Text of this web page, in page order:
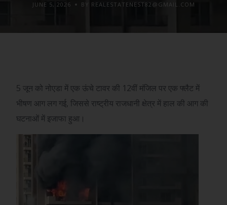
JUNE 5, 2026 BY REALESTATENEST82@GMAIL.COM
5 जून को नोएडा में एक ऊंचे टावर की 12वीं मंजिल पर एक फ्लैट में
भीषण आग लग गई, जिससे राष्ट्रीय राजधानी क्षेत्र में हाल की आग की
घटनाओं में इजाफा हुआ।